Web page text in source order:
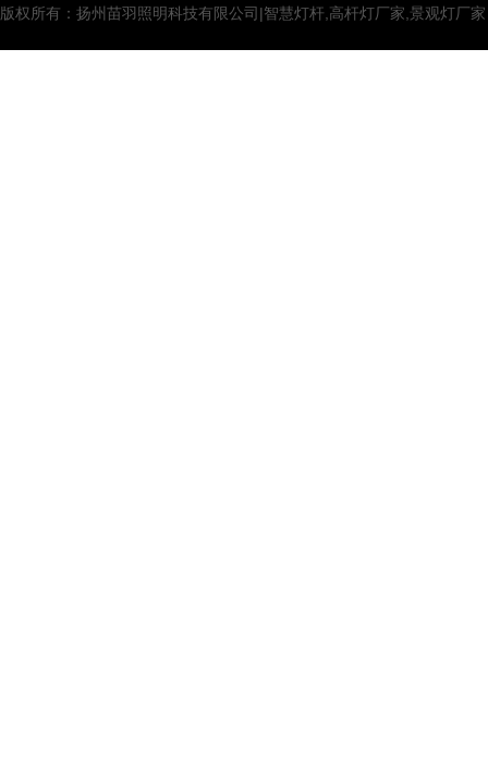
版权所有：扬州苗羽照明科技有限公司|智慧灯杆,高杆灯厂家,景观灯厂家